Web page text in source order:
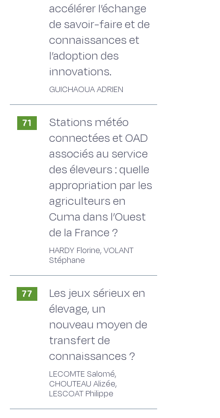
accélérer l’échange
de savoir-faire et de
connaissances et
l’adoption des
innovations.
GUICHAOUA ADRIEN
71
Stations météo
connectées et OAD
associés au service
des éleveurs : quelle
appropriation par les
agriculteurs en
Cuma dans l’Ouest
de la France ?
HARDY Florine, VOLANT
Stéphane
77
Les jeux sérieux en
élevage, un
nouveau moyen de
transfert de
connaissances ?
LECOMTE Salomé,
CHOUTEAU Alizée,
LESCOAT Philippe